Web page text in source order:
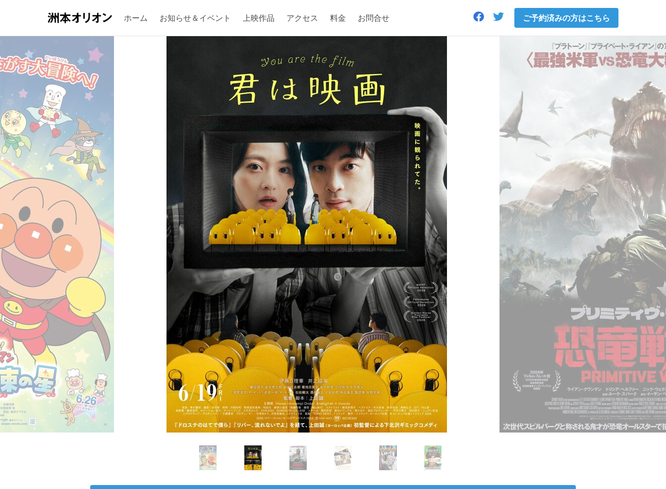
ホーム お知らせ＆イベント 上映作品 アクセス 料金 お問合せ ご予約済みの方はこちら